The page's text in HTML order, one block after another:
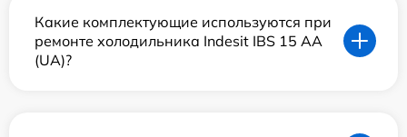
Какие комплектующие используются при
ремонте холодильника Indesit IBS 15 AA
(UA)?